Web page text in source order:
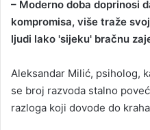
– Moderno doba doprinosi
kompromisa, više traže
ljudi lako 'sijeku' bračnu
Aleksandar Milić, psiholog,
se broj razvoda stalno
razloga koji dovode do